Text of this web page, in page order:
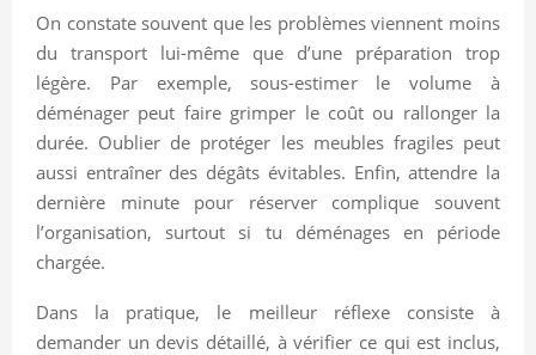
On constate souvent que les problèmes viennent moins
du transport lui-même que d’une préparation trop
légère. Par exemple, sous-estimer le volume à
déménager peut faire grimper le coût ou rallonger la
durée. Oublier de protéger les meubles fragiles peut
aussi entraîner des dégâts évitables. Enfin, attendre la
dernière minute pour réserver complique souvent
l’organisation, surtout si tu déménages en période
chargée.
Dans la pratique, le meilleur réflexe consiste à
demander un devis détaillé, à vérifier ce qui est inclus,